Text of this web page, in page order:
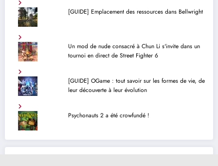
[GUIDE] Emplacement des ressources dans Bellwright
Un mod de nude consacré à Chun Li s'invite dans un
tournoi en direct de Street Fighter 6
[GUIDE] OGame : tout savoir sur les formes de vie, de
leur découverte à leur évolution
Psychonauts 2 a été crowfundé !